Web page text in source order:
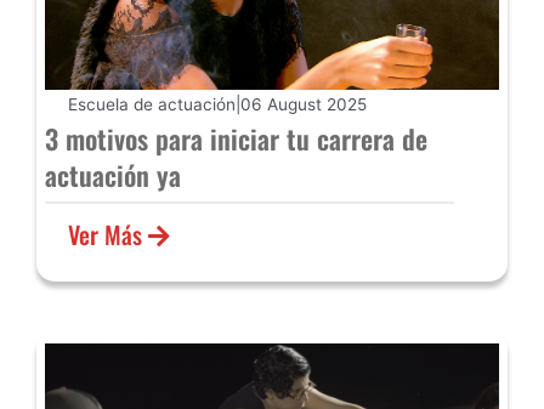
Escuela de actuación 06 August 2025
3 motivos para iniciar tu carrera de
actuación ya
Ver Más